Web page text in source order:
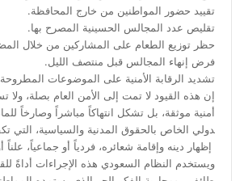
تقييد حضور المواطنين من خارج المحافظة.
تقليص عدد المجالس الحسينية المصرح بها.
حظر توزيع الطعام على المشاركين من خلال
فرض إنهاء المجالس قبل منتصف الليل.
تشديد الرقابة الأمنية على الموضوعات
إن هذه القيود لا تمت إلى الأمن العام بصلة، ولا
دولي الخاص بالحقوق المدنية والسياسية، التي
إظهار دينه وإقامة شعائره، فردياً أو جماعياً، علناً
ويستخدم النظام السعودي هذه الإجراءات أداةً